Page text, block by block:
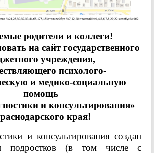
родители и коллеги!
на сайт государственного
учреждения,
психолого-
и медико-социальную
помощь
и консультирования»
края!
и консультирования создан
подростков (в том числе с